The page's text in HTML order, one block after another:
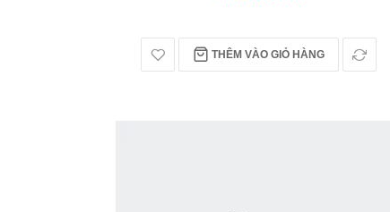
THÊM VÀO GIỎ HÀNG